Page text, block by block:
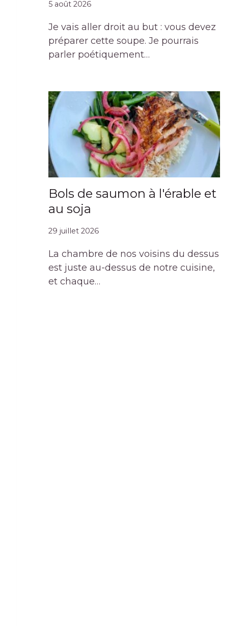
5 août 2026
Je vais aller droit au but : vous devez
préparer cette soupe. Je pourrais
parler poétiquement…
Bols de saumon à l'érable et
au soja
29 juillet 2026
La chambre de nos voisins du dessus
est juste au-dessus de notre cuisine,
et chaque…